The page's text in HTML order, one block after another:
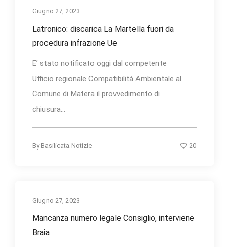
Giugno 27, 2023
Latronico: discarica La Martella fuori da
procedura infrazione Ue
E’ stato notificato oggi dal competente
Ufficio regionale Compatibilità Ambientale al
Comune di Matera il provvedimento di
chiusura...
By Basilicata Notizie 20
Giugno 27, 2023
Mancanza numero legale Consiglio, interviene
Braia